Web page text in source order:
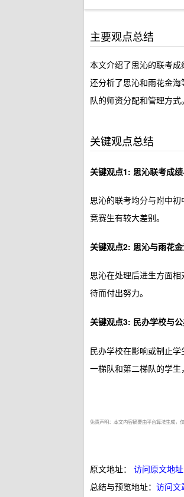
主要观点总结
本文介绍了思沁的联考
还分析了思沁和雨花金
队的师资分配和管理方式。
关键观点总结
关键观点1: 思沁联考成
思沁的联考均分与附中
竞赛生有较大差别。
关键观点2: 思沁与雨花
思沁在处理后进生方面
待而付出努力。
关键观点3: 民办学校与
民办学校在影响或制止
一梯队和第二梯队的学生
免责声明：本文内容摘要由平台算法生成，
原文地址： 访问原文地址
总结与预览地址： 访问文